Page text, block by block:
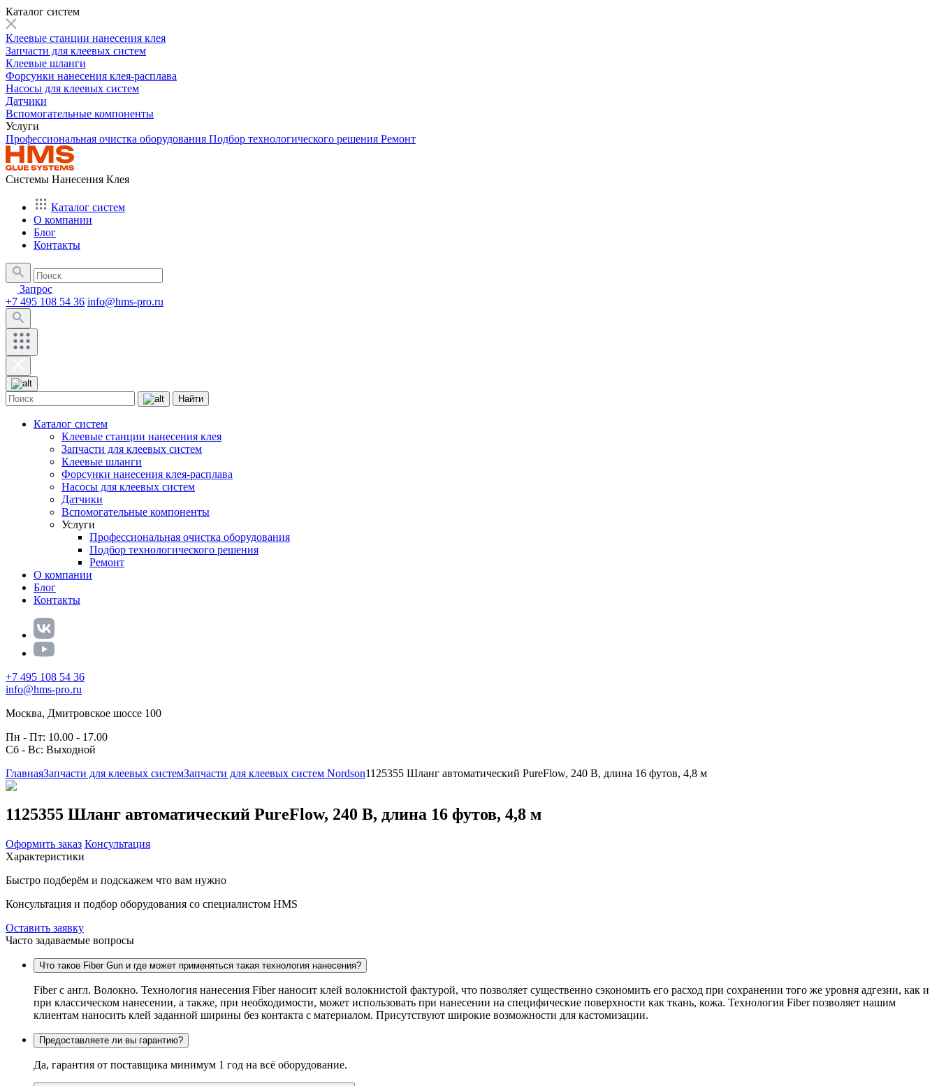
Каталог систем
Клеевые станции нанесения клея
Запчасти для клеевых систем
Клеевые шланги
Форсунки нанесения клея-расплава
Насосы для клеевых систем
Датчики
Вспомогательные компоненты
Услуги
Профессиональная очистка оборудования Подбор технологического решения Ремонт
Системы Нанесения Клея
Каталог систем
О компании
Блог
Контакты
Запрос
+7 495 108 54 36 info@hms-pro.ru
Найти
Каталог систем
Клеевые станции нанесения клея
Запчасти для клеевых систем
Клеевые шланги
Форсунки нанесения клея-расплава
Насосы для клеевых систем
Датчики
Вспомогательные компоненты
Услуги
Профессиональная очистка оборудования
Подбор технологического решения
Ремонт
О компании
Блог
Контакты
+7 495 108 54 36
info@hms-pro.ru
Москва, Дмитровское шоссе 100
Пн - Пт: 10.00 - 17.00
Сб - Вс: Выходной
ГлавнаяЗапчасти для клеевых системЗапчасти для клеевых систем Nordson1125355 Шланг автоматический PureFlow, 240 В, длина 16 футов, 4,8 м
1125355 Шланг автоматический PureFlow, 240 В, длина 16 футов, 4,8 м
Оформить заказ Консультация
Характеристики
Быстро подберём и подскажем что вам нужно
Консультация и подбор оборудования со специалистом HMS
Оставить заявку
Часто задаваемые вопросы
Что такое Fiber Gun и где может применяться такая технология нанесения?
Fiber c англ. Волокно. Технология нанесения Fiber наносит клей волокнистой фактурой, что позволяет существенно сэкономить его расход при сохранении того же уровня адгезии, как и
при классическом нанесении, а также, при необходимости, может использовать при нанесении на специфические поверхности как ткань, кожа. Технология Fiber позволяет нашим
клиентам наносить клей заданной ширины без контакта с материалом. Присутствуют широкие возможности для кастомизации.
Предоставляете ли вы гарантию?
Да, гарантия от поставщика минимум 1 год на всё оборудование.